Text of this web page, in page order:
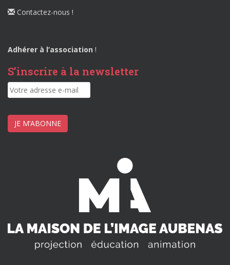
Contactez-nous !
Adhérer à l’association !
S’inscrire à la newsletter
JE M’ABONNE